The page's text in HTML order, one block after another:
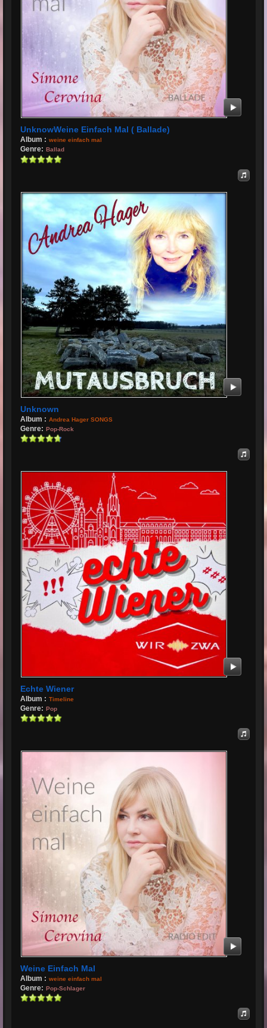
UnknowWeine Einfach Mal ( Ballade)
Album : weine einfach mal
Genre: Ballad
Unknown
Album : Andrea Hager SONGS
Genre: Pop-Rock
Echte Wiener
Album : Timeline
Genre: Pop
Weine Einfach Mal
Album : weine einfach mal
Genre: Pop-Schlager